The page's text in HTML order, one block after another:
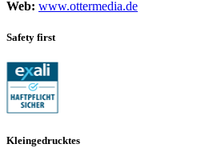
Web: www.ottermedia.de
Safety first
Kleingedrucktes